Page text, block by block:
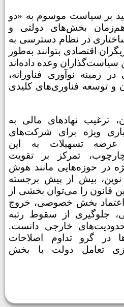
بر سیاست موسوم به «دو
هم‌زمان بخش‌های دولتی و
در نظام دسترسی به
اقتصادی بتوانند به‌طور
سیاست‌گذاران وعده داده‌اند
نوآوری فناورانه،
و توسعه فناوری‌های کلیدی
ترغیب نهادهای مالی به
ویژه برای شرکت‌های
تسهیلات به این
تمرکز بر تقویت
در حوزه‌هایی مانند هوش
بیش از پیش برجسته
قانون را می‌توان بخشی از
اعتماد بخش خصوصی، خروج
جلوگیری از سقوط رتبه
خارجی دانست.
در گرو تداوم اصلاحات
تعامل دولت با بخش